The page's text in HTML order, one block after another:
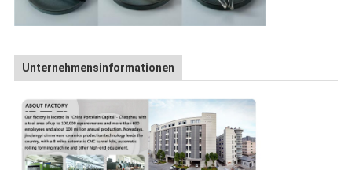
Unternehmensinformationen